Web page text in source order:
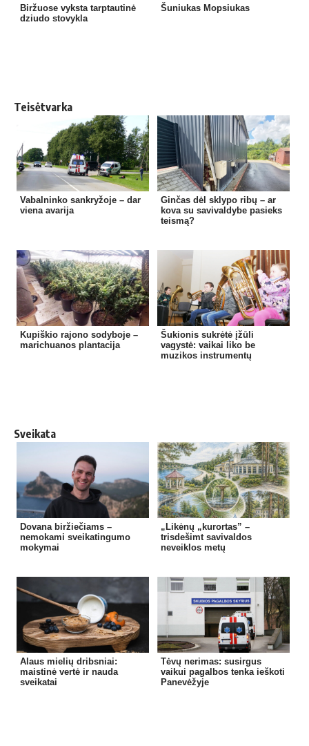
Biržuose vyksta tarptautinė
dziudo stovykla
Šuniukas Mopsiukas
Teisėtvarka
Vabalninko sankryžoje – dar
viena avarija
Ginčas dėl sklypo ribų – ar
kova su savivaldybe pasieks
teismą?
Kupiškio rajono sodyboje –
marichuanos plantacija
Šukionis sukrėtė įžūli
vagystė: vaikai liko be
muzikos instrumentų
Sveikata
Dovana biržiečiams –
nemokami sveikatingumo
mokymai
„Likėnų „kurortas” –
trisdešimt savivaldos
neveiklos metų
Alaus mielių dribsniai:
maistinė vertė ir nauda
sveikatai
Tėvų nerimas: susirgus
vaikui pagalbos tenka ieškoti
Panevėžyje